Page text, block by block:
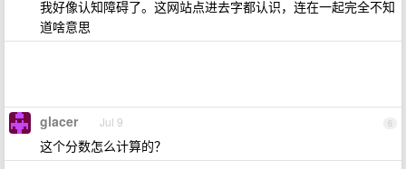
我好像认知障碍了。这网站点进去字都认识，连在一起完全不知
道啥意思
6
glacer Jul 9
这个分数怎么计算的？